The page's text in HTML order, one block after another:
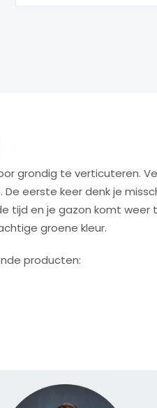
grondig te verticuteren.
De eerste keer denk je
tijd en je gazon komt
groene kleur.
producten: